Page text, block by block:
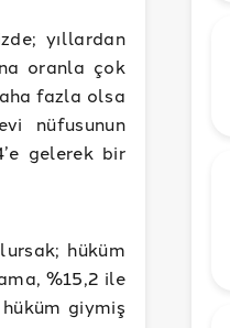
yıllardan
oranla çok
fazla olsa
nüfusunun
gelerek bir
hüküm
%15,2 ile
giymiş